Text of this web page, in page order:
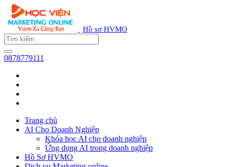
Hồ sơ HVMO
0878779111
Trang chủ
AI Cho Doanh Nghiệp
Khóa học AI cho doanh nghiệp
Ứng dụng AI trong doanh nghiệp
Hồ Sơ HVMO